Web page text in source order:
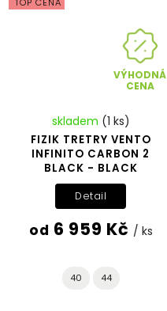
VÝHODNÁ
CENA
FIZIK TRETRY VENTO
INFINITO CARBON 2
BLACK - BLACK
skladem (1 ks)
od 6 959 Kč / ks
Detail
40 44